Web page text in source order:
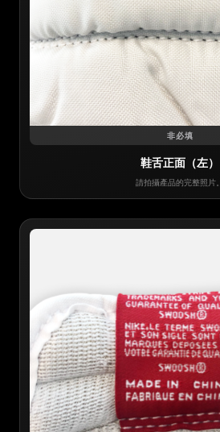
非必填
鞋舌正面（左）
請拍攝產品的完整照片。